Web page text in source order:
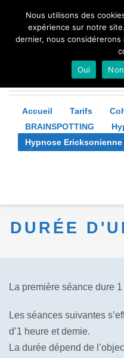
Accueil Tarifs
BRAINSPOTTING
Hypnose Ericksonienne
DURÉE
La première séance dure
Les séances suivantes
d’1 heure et demie.
La durée dépend de
Nous utilisons des
expérience sur notre
dernier, nous
Oui
Non